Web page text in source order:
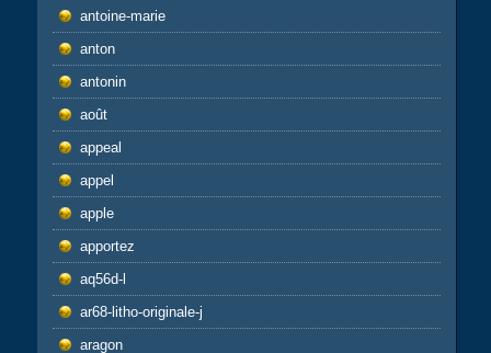
antoine-marie
anton
antonin
août
appeal
appel
apple
apportez
aq56d-l
ar68-litho-originale-j
aragon